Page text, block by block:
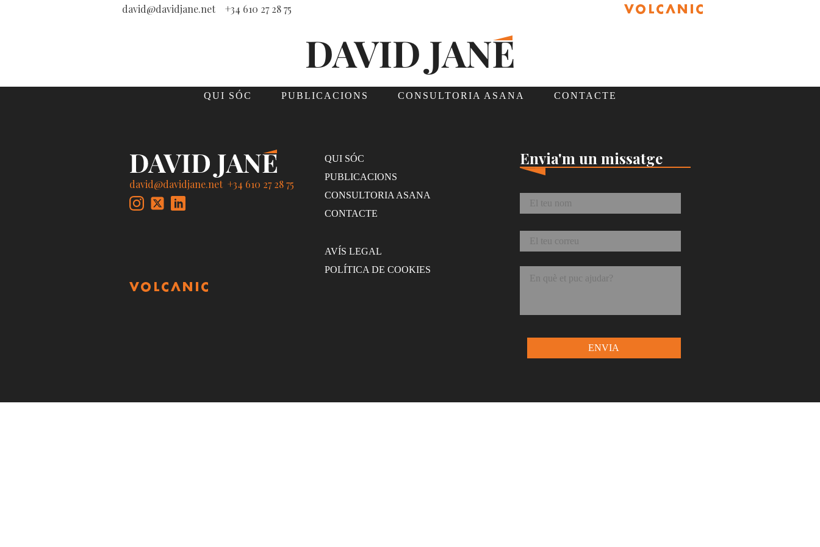
david@davidjane.net +34 610 27 28 75
QUI SÓC PUBLICACIONS CONSULTORIA ASANA CONTACTE
david@davidjane.net +34 610 27 28 75
QUI SÓC
PUBLICACIONS
CONSULTORIA ASANA
CONTACTE
AVÍS LEGAL
POLÍTICA DE COOKIES
Envia'm un missatge
Nom *
Correu *
Missatge *